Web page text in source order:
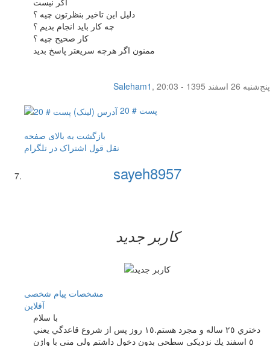
دلیل این تاخیر بنظرتون چیه ؟
چه کار باید انجام بدیم ؟
کار صحیح چیه ؟
ممنون اگر هرچه سریعتر پاسخ بدید
Saleham1 ,
پنج‌شنبه 26 اسفند 1395 - 20:03
پست # 20
بازگشت به بالای صفحه
نقل قول اشتراک در تلگرام
sayeh8957
کاربر جدید
مشخصات پیام شخصی
آفلاين
با سلام
دختري ٢٥ ساله و مجرد هستم.١٥ روز پس از شروع قاعدگي يعني
٥ اسفند يك نزديكي سطحي بدون دخول داشتم ولي مني با واژن